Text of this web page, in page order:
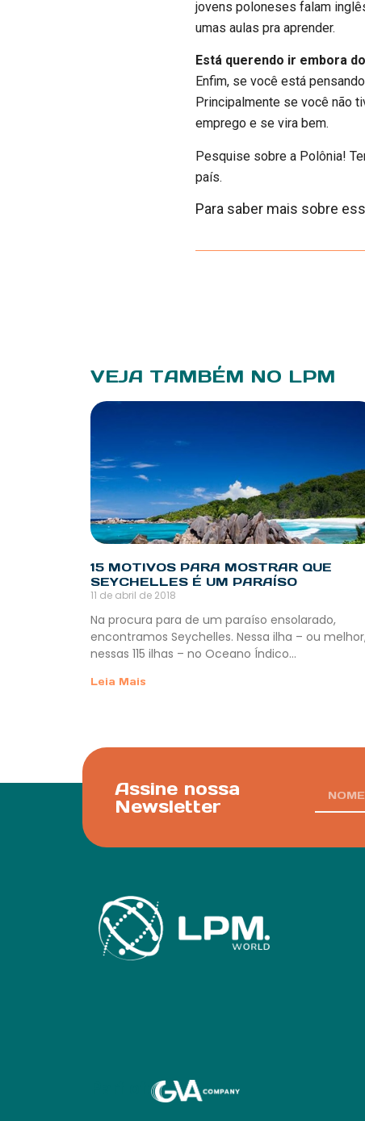
jovens poloneses falam
umas aulas pra aprender.
Está querendo ir embora
Enfim, se você está
Principalmente se você não
emprego e se vira bem.
Pesquise sobre a Polônia!
país.
Para saber mais sobre
VEJA TAMBÉM NO LPM
15 MOTIVOS PARA MOSTRAR QUE
SEYCHELLES É UM PARAÍSO
11 de abril de 2018
Na procura para de um paraíso ensolarado,
encontramos Seychelles. Nessa ilha – ou
nessas 115 ilhas – no Oceano Índico…
Leia Mais
Assine nossa
Newsletter